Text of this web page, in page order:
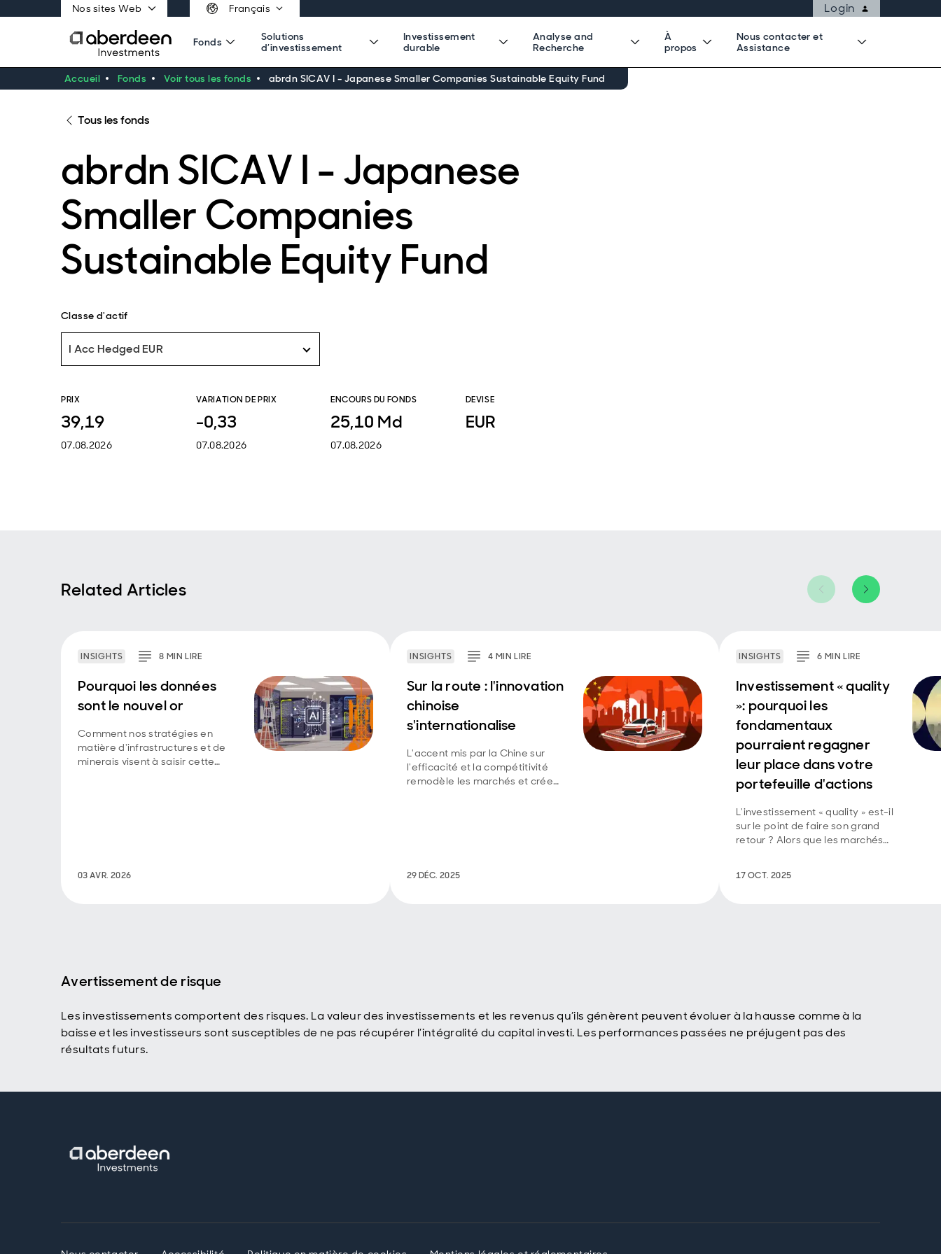
Nos sites Web Français Login
Fonds
Solutions
d’investissement
Investissement
durable
Analyse and
Recherche
À
propos
Nous contacter et
Assistance
Accueil Fonds Voir tous les fonds abrdn SICAV I - Japanese Smaller Companies Sustainable Equity Fund
Tous les fonds
abrdn SICAV I - Japanese
Smaller Companies
Sustainable Equity Fund
Classe d'actif
I Acc Hedged EUR
PRIX
39,19
07.08.2026
VARIATION DE PRIX
-0,33
07.08.2026
ENCOURS DU FONDS
25,10 Md
07.08.2026
DEVISE
EUR
Related Articles
INSIGHTS 8 MINLIRE
Pourquoi les données
sont le nouvel or
Comment nos stratégies en
matière d'infrastructures et de
minerais visent à saisir cette
03 AVR. 2026
INSIGHTS 4 MINLIRE
Sur la route : l'innovation
chinoise
s'internationalise
L'accent mis par la Chine sur
l'efficacité et la compétitivité
remodèle les marchés et crée
29 DÉC. 2025
INSIGHTS 6 MINLIRE
Investissement « quality
»: pourquoi les
fondamentaux
pourraient regagner
leur place dans votre
portefeuille d'actions
L'investissement « quality » est-il
sur le point de faire son grand
retour ? Alors que les marchés
dessus, nous explorons pourquoi
17 OCT. 2025
Avertissement de risque
Les investissements comportent des risques. La valeur des investissements et les revenus qu’ils génèrent peuvent évoluer à la hausse comme à la
baisse et les investisseurs sont susceptibles de ne pas récupérer l’intégralité du capital investi. Les performances passées ne préjugent pas des
résultats futurs.